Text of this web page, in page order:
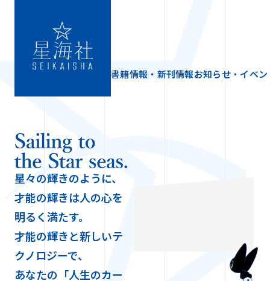
書籍情報・新刊情報お知らせ・イベン
星々の輝きのように、
才能の輝きは人の心を
明るく満たす。
才能の輝きと新しいテ
クノロジーで、
あなたの「人生のカー